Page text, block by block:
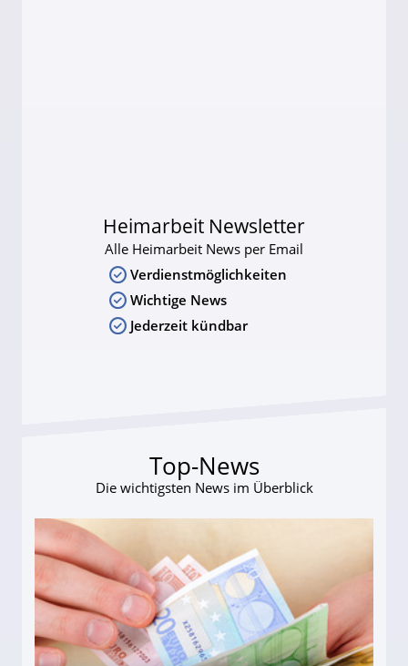
Heimarbeit Newsletter
Alle Heimarbeit News per Email
Verdienstmöglichkeiten
Wichtige News
Jederzeit kündbar
Top-News
Die wichtigsten News im Überblick